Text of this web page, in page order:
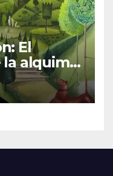
El
alquimia